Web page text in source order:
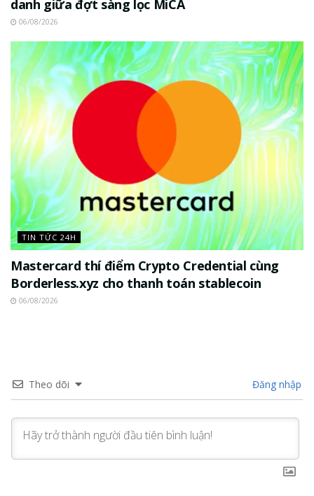
danh giữa đợt sàng lọc MiCA
06/08/2026
TIN TỨC 24H
Mastercard thí điểm Crypto Credential cùng
Borderless.xyz cho thanh toán stablecoin
06/08/2026
Theo dõi Đăng nhập